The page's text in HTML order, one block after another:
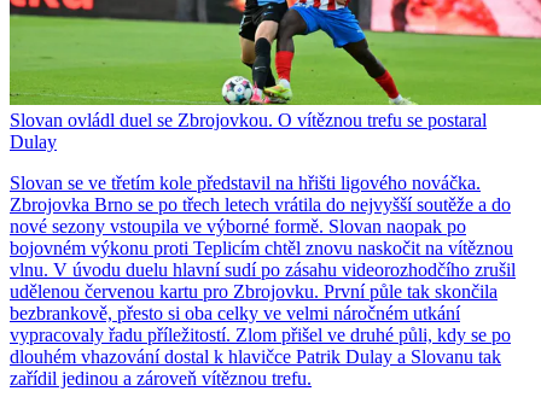
Slovan ovládl duel se Zbrojovkou. O vítěznou trefu se postaral
Dulay
Slovan se ve třetím kole představil na hřišti ligového nováčka.
Zbrojovka Brno se po třech letech vrátila do nejvyšší soutěže a do
nové sezony vstoupila ve výborné formě. Slovan naopak po
bojovném výkonu proti Teplicím chtěl znovu naskočit na vítěznou
vlnu. V úvodu duelu hlavní sudí po zásahu videorozhodčího zrušil
udělenou červenou kartu pro Zbrojovku. První půle tak skončila
bezbrankově, přesto si oba celky ve velmi náročném utkání
vypracovaly řadu příležitostí. Zlom přišel ve druhé půli, kdy se po
dlouhém vhazování dostal k hlavičce Patrik Dulay a Slovanu tak
zařídil jedinou a zároveň vítěznou trefu.